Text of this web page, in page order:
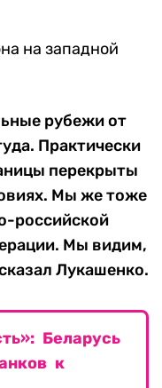
на западной
рубежи от
Практически
перекрыты
Мы же тоже
российской
Мы видим,
Лукашенко.
Беларусь
к